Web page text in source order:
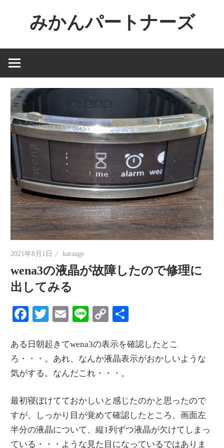
ン
へ
みかんパートナーズ
ー
ジ
ャ
ン
ル
で
役
に
立
た
な
い
情
を
世
界
へ
発
2021年8月1日 karaage
wena3の液晶が故障したので修理に
出してみる
Facebook
Twitter
EmailLineCopy
ある日朝起きてwena3の表示を確認したとこ
ろ・・・。あれ、なんか液晶表示がおかしいような
気がする。なんだこれ・・・。
最初寝ぼけてておかしいと感じたのかと思ったので
すが、しっかり目が覚めて確認したところ、画面左
半分の液晶について、縦1列ずつ液晶が欠けてしまっ
ている・・・ような見た目になっているではありま